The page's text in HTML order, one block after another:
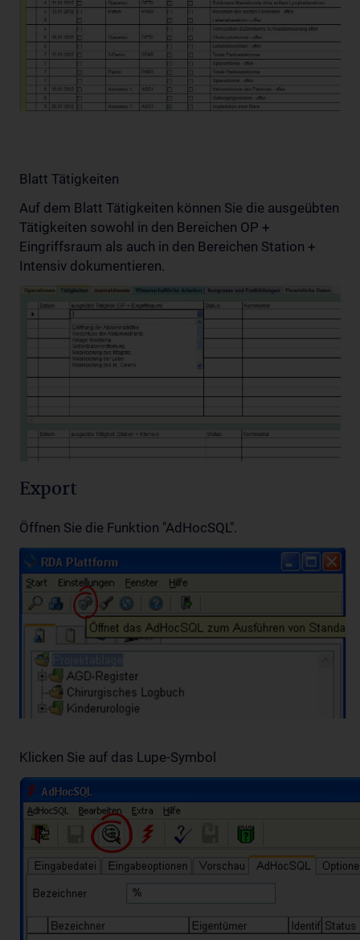
Blatt Tätigkeiten
Auf dem Blatt Tätigkeiten können Sie die ausgeübten
Tätigkeiten sowohl in den Bereichen OP +
Eingriffsraum als auch in den Bereichen Station +
Intensiv dokumentieren.
Export
Öffnen Sie die Funktion "AdHocSQL".
Klicken Sie auf das Lupe-Symbol